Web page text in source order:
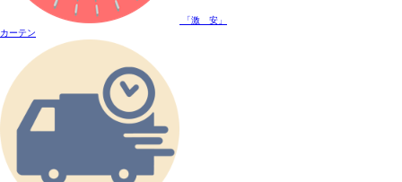
「激 安」
カーテン